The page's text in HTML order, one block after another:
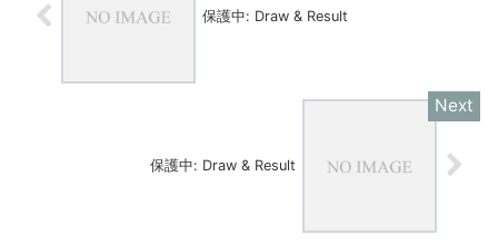
保護中: Draw & Result
保護中: Draw & Result